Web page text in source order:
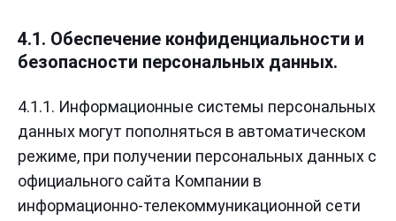
4.1. Обеспечение конфиденциальности и
безопасности персональных данных.
4.1.1. Информационные системы персональных
данных могут пополняться в автоматическом
режиме, при получении персональных данных с
официального сайта Компании в
информационно-телекоммуникационной сети